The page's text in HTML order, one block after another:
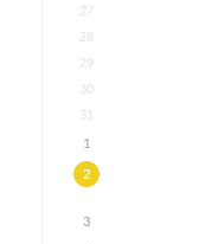
27
28
29
30
31
1
2
3